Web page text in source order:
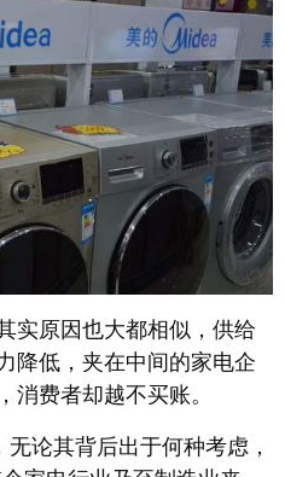
实原因也大都相似，供给
降低，夹在中间的家电企
消费者却越不买账。
无论其背后出于何种考虑，